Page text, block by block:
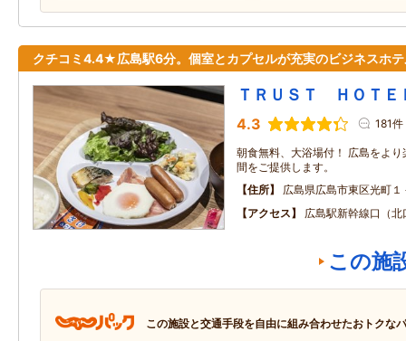
クチコミ4.4★広島駅6分。個室とカプセルが充実のビジネスホ
ＴＲＵＳＴ ＨＯＴＥ
4.3 181件
朝食無料、大浴場付！ 広島をよ
間をご提供します。
住所
広島県広島市東区光町
アクセス
広島駅新幹線口（
この施
この施設と交通手段を自由に組み合わせたおトクな